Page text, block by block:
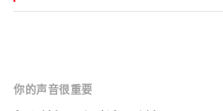
你的声音很重要